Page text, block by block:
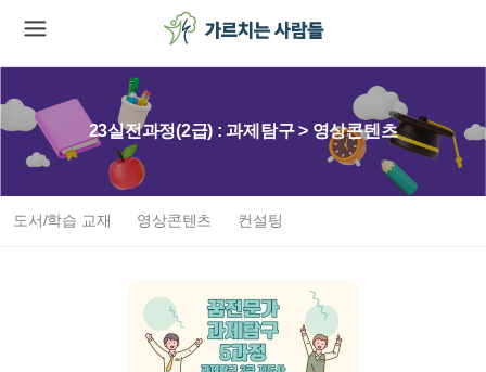
23실전과정(2급) : 과제탐구 > 영상콘텐츠
도서/학습 교재 영상콘텐츠 컨설팅